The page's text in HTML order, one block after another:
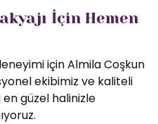
İçin Hemen
için Almila Coşkun
ekibimiz ve kaliteli
en güzel halinizle